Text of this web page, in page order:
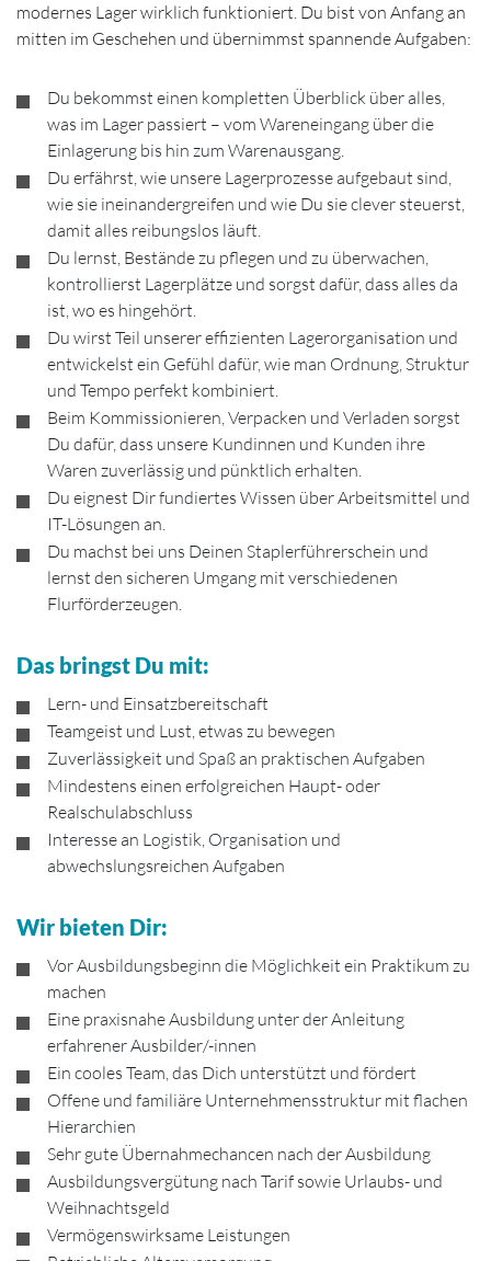
modernes Lager wirklich funktioniert. Du bist von Anfang an
mitten im Geschehen und übernimmst spannende Aufgaben:
Du bekommst einen kompletten Überblick über alles,
was im Lager passiert – vom Wareneingang über die
Einlagerung bis hin zum Warenausgang.
Du erfährst, wie unsere Lagerprozesse aufgebaut sind,
wie sie ineinandergreifen und wie Du sie clever steuerst,
damit alles reibungslos läuft.
Du lernst, Bestände zu pflegen und zu überwachen,
kontrollierst Lagerplätze und sorgst dafür, dass alles da
ist, wo es hingehört.
Du wirst Teil unserer effizienten Lagerorganisation und
entwickelst ein Gefühl dafür, wie man Ordnung, Struktur
und Tempo perfekt kombiniert.
Beim Kommissionieren, Verpacken und Verladen sorgst
Du dafür, dass unsere Kundinnen und Kunden ihre
Waren zuverlässig und pünktlich erhalten.
Du eignest Dir fundiertes Wissen über Arbeitsmittel und
IT-Lösungen an.
Du machst bei uns Deinen Staplerführerschein und
lernst den sicheren Umgang mit verschiedenen
Flurförderzeugen.
Das bringst Du mit:
Lern- und Einsatzbereitschaft
Teamgeist und Lust, etwas zu bewegen
Zuverlässigkeit und Spaß an praktischen Aufgaben
Mindestens einen erfolgreichen Haupt- oder
Realschulabschluss
Interesse an Logistik, Organisation und
abwechslungsreichen Aufgaben
Wir bieten Dir:
Vor Ausbildungsbeginn die Möglichkeit ein Praktikum zu
machen
Eine praxisnahe Ausbildung unter der Anleitung
erfahrener Ausbilder/-innen
Ein cooles Team, das Dich unterstützt und fördert
Offene und familiäre Unternehmensstruktur mit flachen
Hierarchien
Sehr gute Übernahmechancen nach der Ausbildung
Ausbildungsvergütung nach Tarif sowie Urlaubs- und
Weihnachtsgeld
Vermögenswirksame Leistungen